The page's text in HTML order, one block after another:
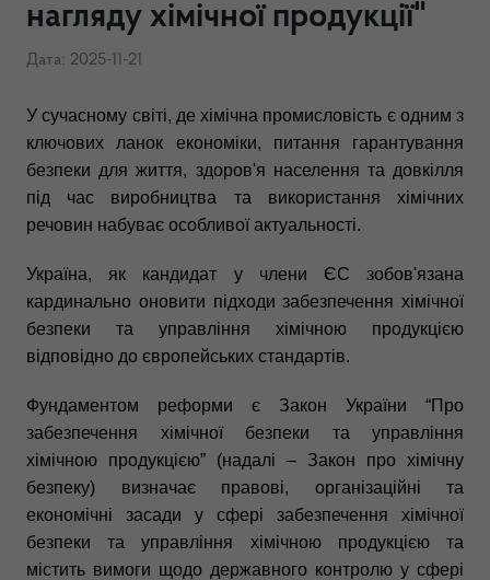
нагляду хімічної продукції"
Дата: 2025-11-21
У сучасному світі, де хімічна промисловість є одним з
ключових ланок економіки, питання гарантування
безпеки для життя, здоров'я населення та довкілля
під час виробництва та використання хімічних
речовин набуває особливої актуальності.
Україна, як кандидат у члени ЄС зобов'язана
кардинально оновити підходи забезпечення хімічної
безпеки та управління хімічною продукцією
відповідно до європейських стандартів.
Фундаментом реформи є Закон України “Про
забезпечення хімічної безпеки та управління
хімічною продукцією” (надалі – Закон про хімічну
безпеку) визначає правові, організаційні та
економічні засади у сфері забезпечення хімічної
безпеки та управління хімічною продукцією та
містить вимоги щодо державного контролю у сфері